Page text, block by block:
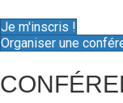
Je m'inscris !
Organiser une